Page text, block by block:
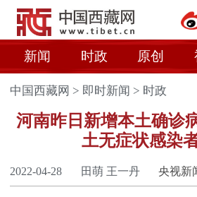
新闻 时政 原创
中国西藏网 > 即时新闻 > 时政
河南昨日新增本土确诊
土无症状感染
2022-04-28 田萌 王一丹 央视新